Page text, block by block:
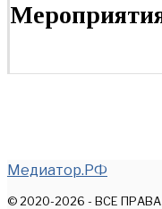
Медиатор.РФ
© 2020-2026 - ВСЕ